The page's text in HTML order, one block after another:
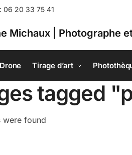
: 06 20 33 75 41
Michaux | Photographe
Drone Tirage d’art
tagged
were found